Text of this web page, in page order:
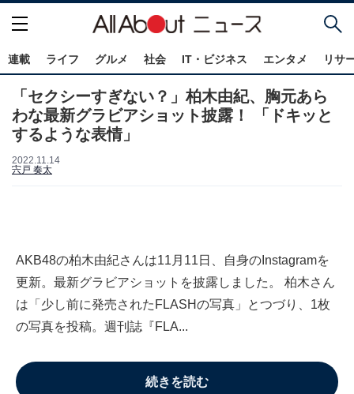
連載 ライフ グルメ 社会 IT・ビジネス エンタメ リサ
「セクシーすぎない？」柏木由紀、胸元あら
わな最新グラビアショット披露！ 「ドキッと
するような表情」
2022.11.14
宍戸 奏太
AKB48の柏木由紀さんは11月11日、自身のInstagramを
更新。最新グラビアショットを披露しました。 柏木さん
は「少し前に発売されたFLASHの写真」とつづり、1枚
の写真を投稿。週刊誌『FLA...
続きを読む